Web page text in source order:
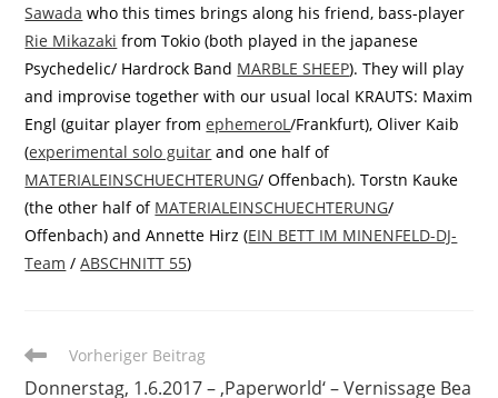
Sawada who this times brings along his friend, bass-player
Rie Mikazaki from Tokio (both played in the japanese
Psychedelic/ Hardrock Band MARBLE SHEEP). They will play
and improvise together with our usual local KRAUTS: Maxim
Engl (guitar player fromephemeroL/Frankfurt), Oliver Kaib
(experimental solo guitar and one half of
MATERIALEINSCHUECHTERUNG/ Offenbach). Torstn Kauke
(the other half of MATERIALEINSCHUECHTERUNG/
Offenbach) and Annette Hirz (EIN BETT IM MINENFELD-DJ-
Team /ABSCHNITT 55)
WeitereVorheriger Beitrag
Donnerstag, 1.6.2017 – ‚Paperworld‘ – Vernissage Bea